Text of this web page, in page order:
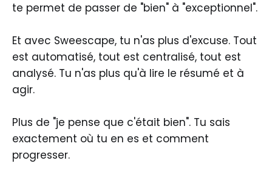
te permet de passer de "bien" à "exceptionnel".
Et avec Sweescape, tu n'as plus d'excuse. Tout
est automatisé, tout est centralisé, tout est
analysé. Tu n'as plus qu'à lire le résumé et à
agir.
Plus de "je pense que c'était bien". Tu sais
exactement où tu en es et comment
progresser.